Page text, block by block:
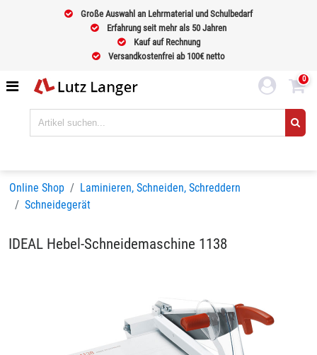
Große Auswahl an Lehrmaterial und Schulbedarf
Erfahrung seit mehr als 50 Jahren
Kauf auf Rechnung
Versandkostenfrei ab 100€ netto
0
Online Shop
Laminieren, Schneiden, Schreddern
Schneidegerät
IDEAL Hebel-Schneidemaschine 1138